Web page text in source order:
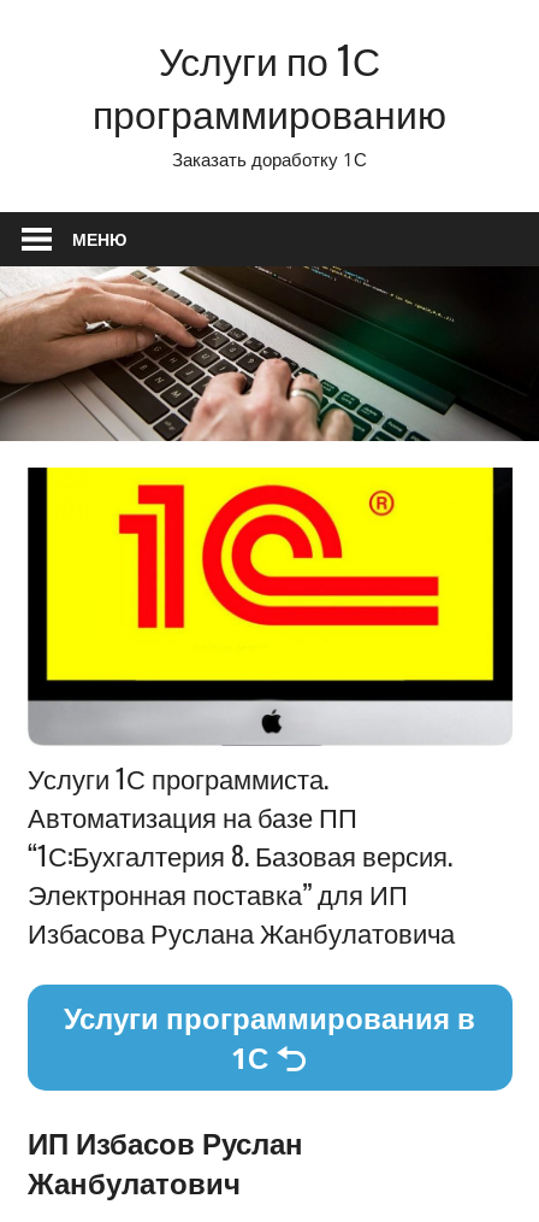
Услуги по 1С
программированию
Заказать доработку 1С
МЕНЮ
Информация
Услуги 1С программиста.
Автоматизация на базе ПП
“1С:Бухгалтерия 8. Базовая версия.
Электронная поставка” для ИП
Избасова Руслана Жанбулатовича
Услуги программирования в
1С
ИП Избасов Руслан
Жанбулатович